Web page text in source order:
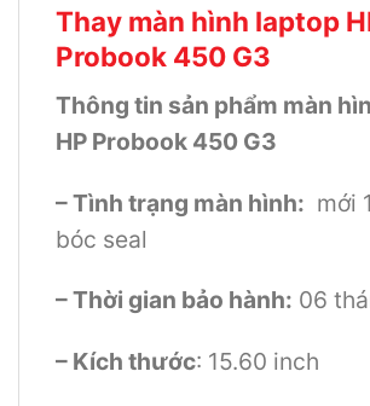
Thay màn hình laptop
Probook 450 G3
Thông tin sản phẩm màn
HP Probook 450 G3
– Tình trạng màn hình: mới
bóc seal
– Thời gian bảo hành: 06
– Kích thước: 15.60 inch